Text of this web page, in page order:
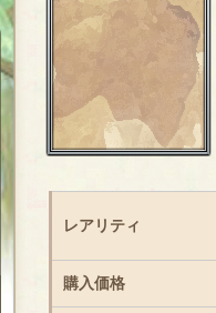
レアリティ
購入価格